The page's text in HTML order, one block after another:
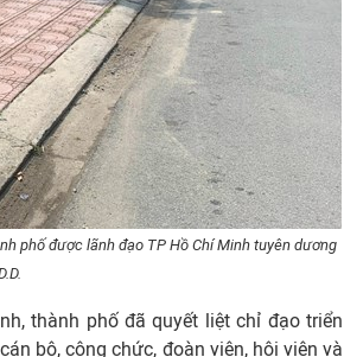
phố được lãnh đạo TP Hồ Chí Minh tuyên dương
thành phố đã quyết liệt chỉ đạo triển
bộ, công chức, đoàn viên, hội viên và